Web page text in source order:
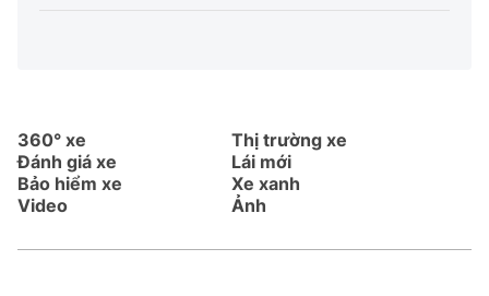
360° xe
Thị trường xe
Đánh giá xe
Lái mới
Bảo hiểm xe
Xe xanh
Video
Ảnh